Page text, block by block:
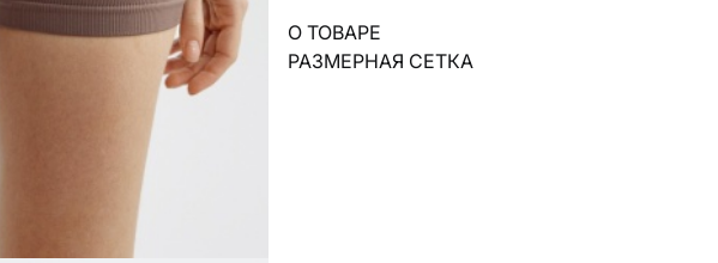
О ТОВАРЕ
РАЗМЕРНАЯ СЕТКА